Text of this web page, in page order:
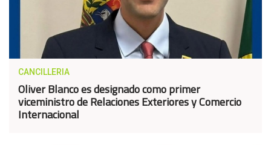
CANCILLERIA
Oliver Blanco es designado como primer
viceministro de Relaciones Exteriores y Comercio
Internacional